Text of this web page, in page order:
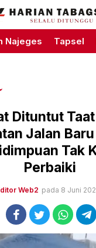
Harian Tabagsel
Tabagsel Official
Najeges
Tapsel
Dituntut
Jalan
Tak
Perbaiki
Web2 pada 8 Juni